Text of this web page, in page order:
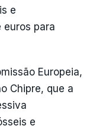
e
euros para
Europeia,
Chipre, que a
e